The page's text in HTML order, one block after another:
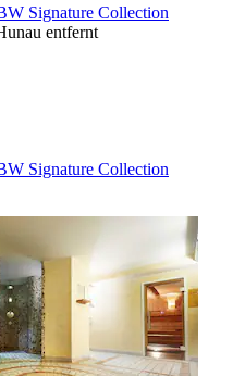
Signature Collection
entfernt
Signature Collection